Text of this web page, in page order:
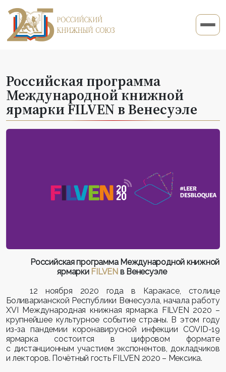
Российская программа
Международной книжной
ярмарки FILVEN в Венесуэле
Российская программа Международной книжной
ярмарки FILVEN в Венесуэле
12 ноября 2020 года в Каракасе, столице
Боливарианской Республики Венесуэла, начала работу
XVI
Международная книжная ярмарка FILVEN 2020 –
крупнейшее культурное событие страны. В этом году
из-за пандемии коронавирусной инфекции COVID-19
ярмарка состоится в цифровом формате
с дистанционным участием экспонентов, докладчиков
и лекторов. Почётный гость FILVEN 2020 – Мексика.